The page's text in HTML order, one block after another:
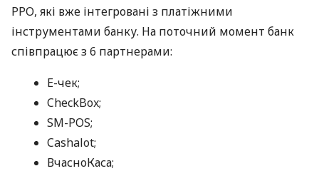
РРО, які вже інтегровані з платіжними
інструментами банку. На поточний момент банк
співпрацює з 6 партнерами:
E-чек;
CheckBox;
SM-POS;
Cashalot;
ВчасноКаса;